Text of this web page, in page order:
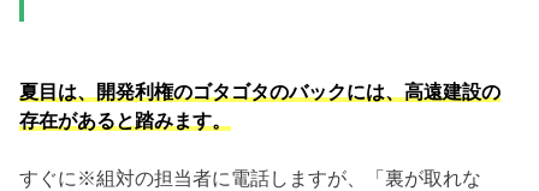
夏目は、開発利権のゴタゴタのバックには、高遠建設の
存在があると踏みます。
すぐに※組対の担当者に電話しますが、「裏が取れな